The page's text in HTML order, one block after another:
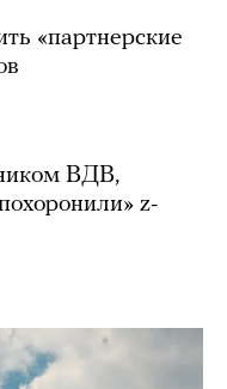
«партнерские
ВДВ,
z-